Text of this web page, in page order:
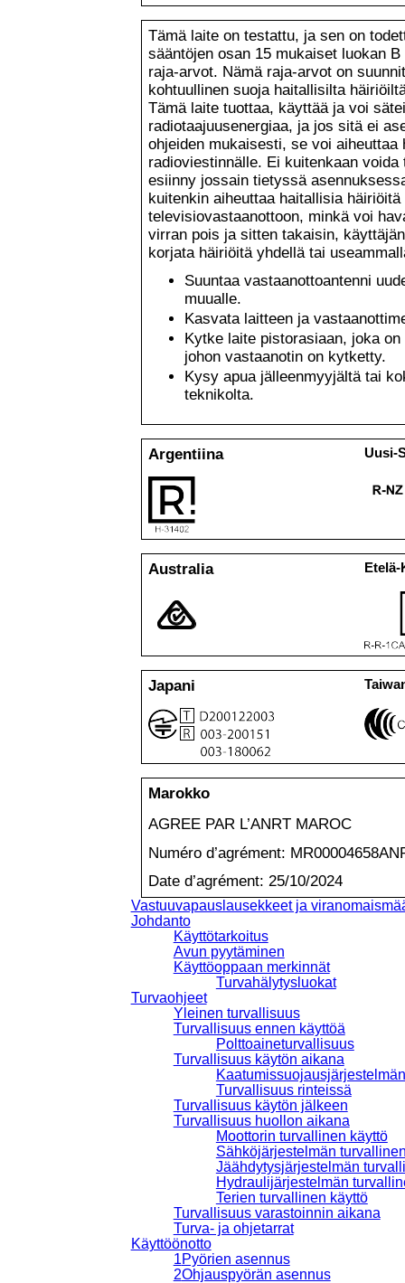
Tämä laite on testattu, ja sen on
sääntöjen osan 15 mukaiset luokan
raja-arvot. Nämä raja-arvot on
kohtuullinen suoja haitallisilta
Tämä laite tuottaa, käyttää ja voi
radiotaajuusenergiaa, ja jos sitä ei
ohjeiden mukaisesti, se voi aiheuttaa
radioviestinnälle. Ei kuitenkaan
esiinny jossain tietyssä
kuitenkin aiheuttaa haitallisia
televisiovastaanottoon, minkä voi
virran pois ja sitten takaisin,
korjata häiriöitä yhdellä tai
Suuntaa vastaanottoantenni
muualle.
Kasvata laitteen ja
Kytke laite pistorasiaan, joka
johon vastaanotin on kytketty.
Kysy apua jälleenmyyjältä tai
teknikolta.
Argentiina Uusi-
Australia
Japani
Marokko
AGREE PAR L’ANRT MAROC
Numéro d’agrément:
Date d’agrément: 25/10/2024
Vastuuvapauslausekkeet ja
Johdanto
Käyttötarkoitus
Avun pyytäminen
Käyttöoppaan merkinnät
Turvahälytysluokat
Turvaohjeet
Yleinen turvallisuus
Turvallisuus ennen käyttöä
Polttoaineturvallisuus
Turvallisuus käytön aikana
Turvallisuus rinteissä
Turvallisuus käytön jälkeen
Turvallisuus huollon aikana
Moottorin turvallinen käyttö
Sähköjärjestelmän
Jäähdytysjärjestelmän
Hydraulijärjestelmän
Terien turvallinen käyttö
Turvallisuus varastoinnin aikana
Turva- ja ohjetarrat
Käyttöönotto
1Pyörien asennus
2Ohjauspyörän asennus